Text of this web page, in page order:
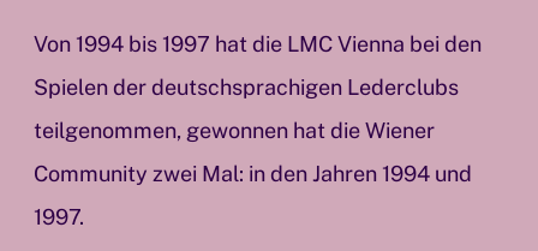
Von 1994 bis 1997 hat die LMC Vienna bei den
Spielen der deutschsprachigen Lederclubs
teilgenommen, gewonnen hat die Wiener
Community zwei Mal: in den Jahren 1994 und
1997.